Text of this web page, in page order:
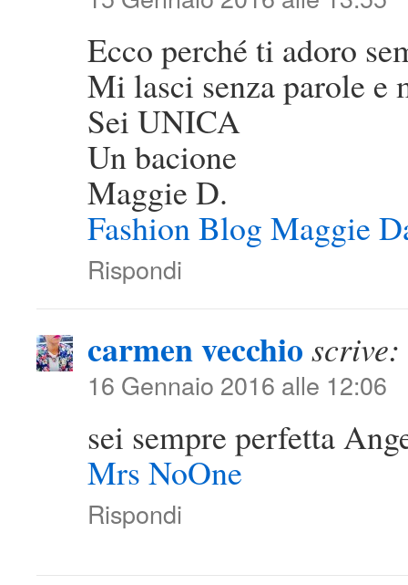
Ecco perché ti adoro
Mi lasci senza parole e
Sei UNICA
Un bacione
Maggie D.
Fashion Blog Maggie
Rispondi
carmen vecchio scrive:
16 Gennaio 2016 alle 12:06
sei sempre perfetta
Mrs NoOne
Rispondi